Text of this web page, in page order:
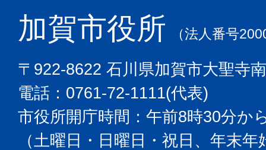
加賀市役所 （法人番号
〒922-8622 石川県加賀市大聖寺
電話：0761-72-1111(代表)
市役所開庁時間：午前8時30分か
（土曜日・日曜日・祝日、年末